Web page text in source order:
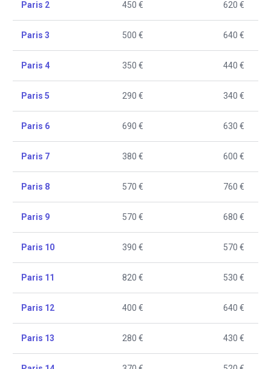
Paris 2 450 € 620 €
Paris 3 500 € 640 €
Paris 4 350 € 440 €
Paris 5 290 € 340 €
Paris 6 690 € 630 €
Paris 7 380 € 600 €
Paris 8 570 € 760 €
Paris 9 570 € 680 €
Paris 10 390 € 570 €
Paris 11 820 € 530 €
Paris 12 400 € 640 €
Paris 13 280 € 430 €